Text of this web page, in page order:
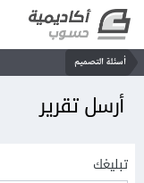
أسئلة التصميم
أرسل تقرير
تبليغك